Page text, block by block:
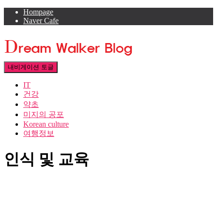
Hompage
Naver Cafe
내비게이션 토글
IT
건강
약초
미지의 공포
Korean culture
여행정보
인식 및 교육